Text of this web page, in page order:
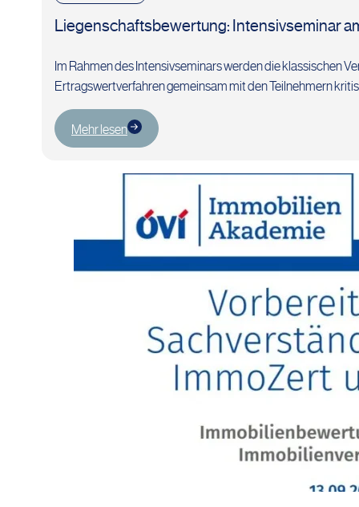
Liegenschaftsbewertung: Intensivseminar
Im Rahmen des Intensivseminars werden die klassischen
Ertragswertverfahren gemeinsam mit den Teilnehmern
Mehr lesen